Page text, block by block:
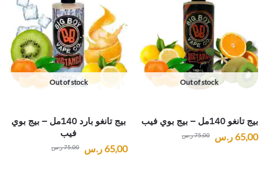
Out of stock
بيج تانغو 140مل – بيج بوي فيب
75,00ر.س 65,00 ر.س
Out of stock
بيج تانغو بارد 140مل – بيج بوي
فيب
75,00ر.س 65,00 ر.س